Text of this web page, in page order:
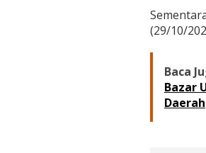
(29/10/
Baca
Bazar
Daerah